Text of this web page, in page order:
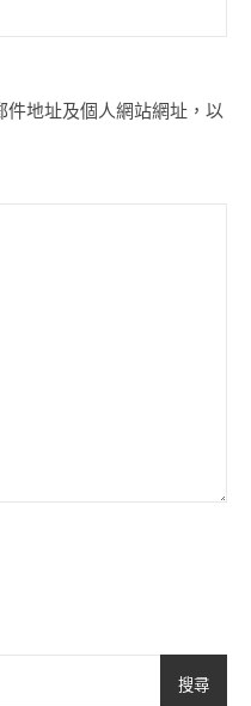
件地址及個人網站網址，以
搜尋